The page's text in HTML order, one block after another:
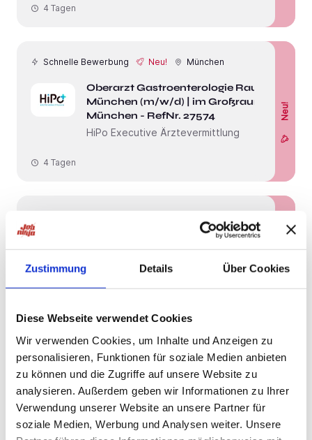
Zustimmung Details Über Cookies
Diese Webseite verwendet Cookies
Wir verwenden Cookies, um Inhalte und Anzeigen zu
personalisieren, Funktionen für soziale Medien anbieten
zu können und die Zugriffe auf unsere Website zu
analysieren. Außerdem geben wir Informationen zu Ihrer
Verwendung unserer Website an unsere Partner für
soziale Medien, Werbung und Analysen weiter. Unsere
4 Tagen
Schnelle Bewerbung Neu! München
Oberarzt Gastroenterologie Raum
München (m/w/d) | im Großraum
München - RefNr. 27574
HiPo Executive Ärztevermittlung
Neu!
4 Tagen
Oberarzt Anästhesie Großraum
Führungsverantwortung in der
Großraum München - RefNr. 30462
Neu!
4 Tagen
Schnelle Bewerbung Neu! München